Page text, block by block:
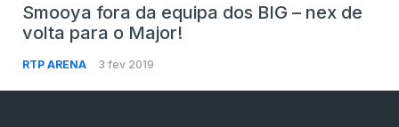
Smooya fora da equipa dos BIG – nex de
volta para o Major!
RTP ARENA 3 fev 2019